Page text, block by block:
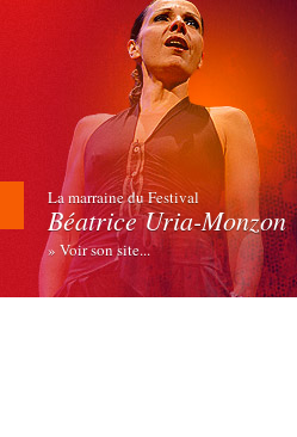
La marraine du Festival
Béatrice Uria-Monzon
» Voir son site...